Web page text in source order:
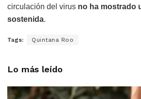
circulación del virus no ha mostrado
sostenida.
Tags: Quintana Roo
Lo más leído